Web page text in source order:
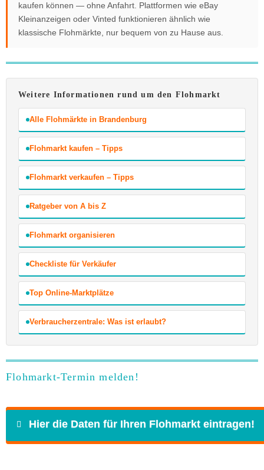
kaufen können — ohne Anfahrt. Plattformen wie eBay
Kleinanzeigen oder Vinted funktionieren ähnlich wie
klassische Flohmärkte, nur bequem von zu Hause aus.
Weitere Informationen rund um den Flohmarkt
Alle Flohmärkte in Brandenburg
Flohmarkt kaufen – Tipps
Flohmarkt verkaufen – Tipps
Ratgeber von A bis Z
Flohmarkt organisieren
Checkliste für Verkäufer
Top Online-Marktplätze
Verbraucherzentrale: Was ist erlaubt?
Flohmarkt-Termin melden!
Hier die Daten für Ihren Flohmarkt eintragen!